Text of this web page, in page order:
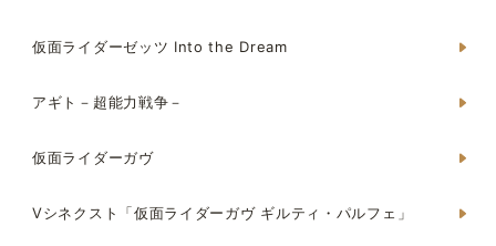
仮面ライダーゼッツ Into the Dream
アギト－超能力戦争－
仮面ライダーガヴ
Vシネクスト「仮面ライダーガヴ ギルティ・パルフェ」